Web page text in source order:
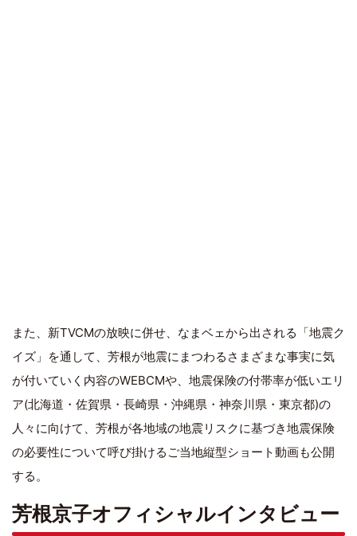
また、新TVCMの放映に併せ、なまベェから出される「地震ク
イズ」を通して、芳根が地震にまつわるさまざまな事実に気
が付いていく内容のWEBCMや、地震保険の付帯率が低いエリ
ア(北海道・佐賀県・長崎県・沖縄県・神奈川県・東京都)の
人々に向けて、芳根が各地域の地震リスクに基づき地震保険
の必要性について呼び掛けるご当地縦型ショート動画も公開
する。
芳根京子オフィシャルインタビュー